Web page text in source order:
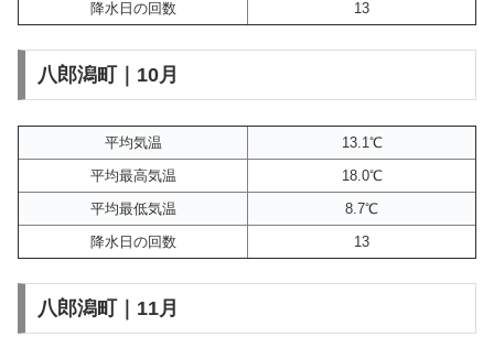
降水日の回数
13
八郎潟町｜10月
平均気温
13.1℃
平均最高気温
18.0℃
平均最低気温
8.7℃
降水日の回数
13
八郎潟町｜11月